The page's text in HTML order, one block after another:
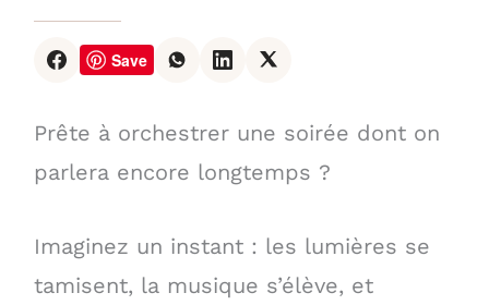
Save
Prête à orchestrer une soirée dont on
parlera encore longtemps ?
Imaginez un instant : les lumières se
tamisent, la musique s’élève, et